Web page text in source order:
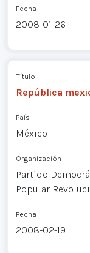
Fecha
2008-01-26
Título
República
País
México
Organización
Partido
Popular
Fecha
2008-02-19